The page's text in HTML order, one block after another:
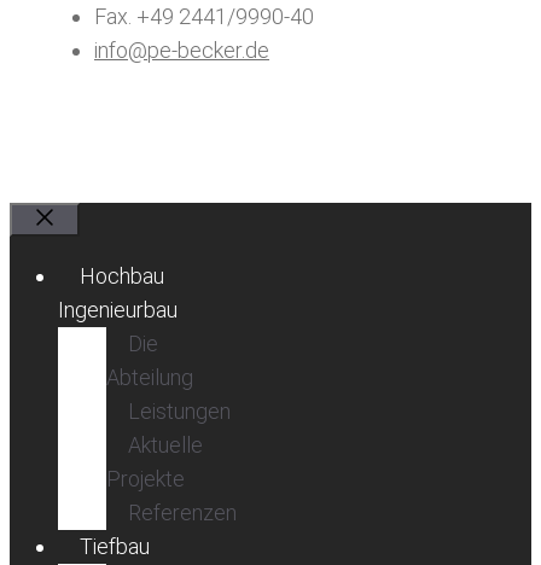
Fax. +49 2441/9990-40
info@pe-becker.de
Hochbau
Ingenieurbau
Die
Abteilung
Leistungen
Aktuelle
Projekte
Referenzen
Tiefbau